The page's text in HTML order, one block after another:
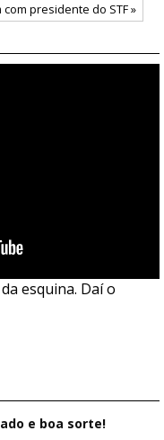
presidente do STF »
esquina. Daí o
e boa sorte!